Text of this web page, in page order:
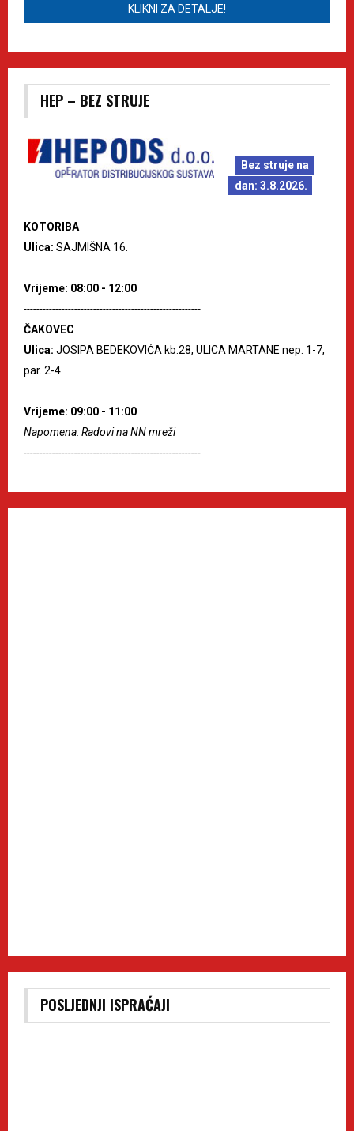
KLIKNI ZA DETALJE!
HEP – BEZ STRUJE
Bez struje na
dan: 3.8.2026.
KOTORIBA
Ulica: SAJMIŠNA 16.
Vrijeme: 08:00 - 12:00
--------------------------------------------------------
ČAKOVEC
Ulica: JOSIPA BEDEKOVIĆA kb.28, ULICA MARTANE nep. 1-7,
par. 2-4.
Vrijeme: 09:00 - 11:00
Napomena: Radovi na NN mreži
--------------------------------------------------------
POSLJEDNJI ISPRAĆAJI